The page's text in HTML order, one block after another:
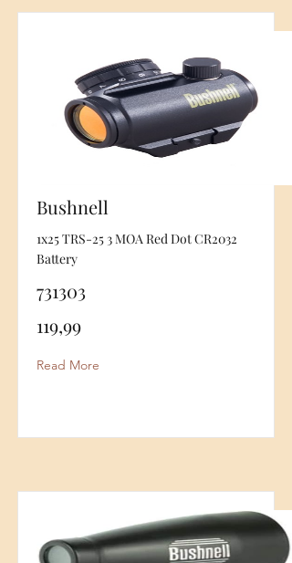
Bushnell
1x25 TRS-25 3 MOA Red Dot CR2032
Battery
731303
119,99
Read More